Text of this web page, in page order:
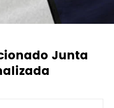
Junta